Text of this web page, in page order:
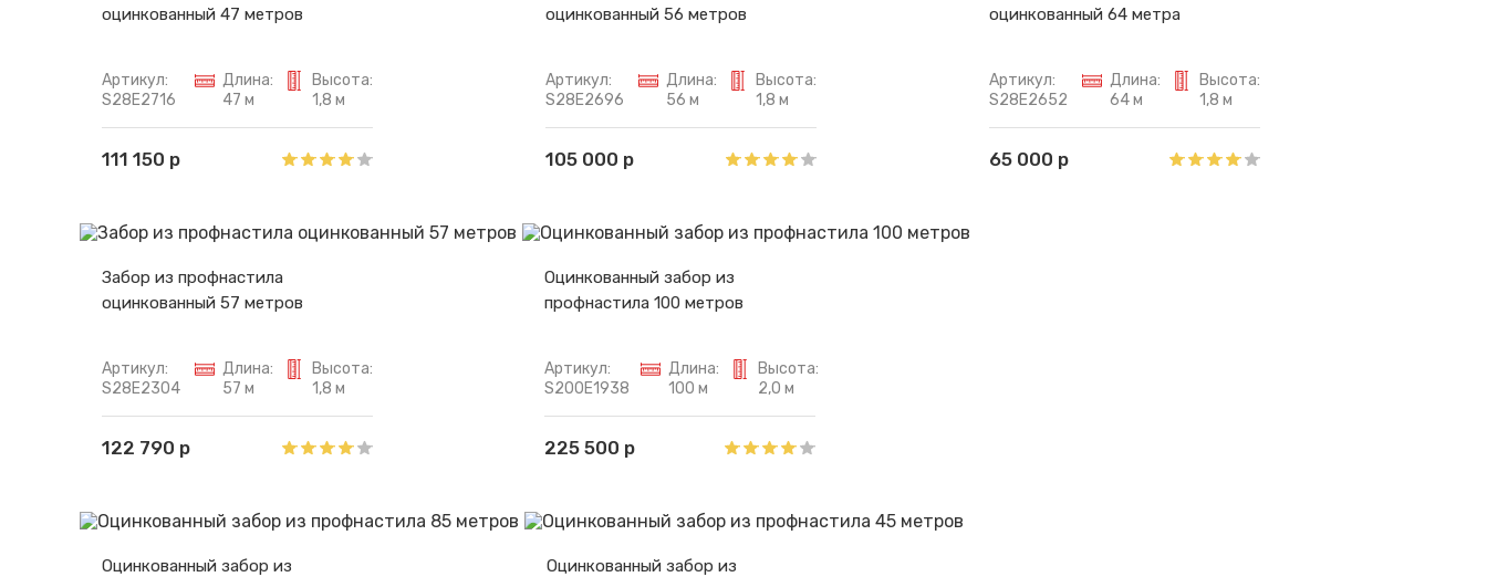
оцинкованный 47 метров
Артикул:
S28E2716
Длина:
47 м
Высота:
1,8 м
111 150 р
оцинкованный 56 метров
Артикул:
S28E2696
Длина:
56 м
Высота:
1,8 м
105 000 р
оцинкованный 64 метра
Артикул:
S28E2652
Длина:
64 м
Высота:
1,8 м
65 000 р
Забор из профнастила
оцинкованный 57 метров
Артикул:
S28E2304
Длина:
57 м
Высота:
1,8 м
122 790 р
Оцинкованный забор из
профнастила 100 метров
Артикул:
S200E1938
Длина:
100 м
Высота:
2,0 м
225 500 р
Оцинкованный забор из
Оцинкованный забор из